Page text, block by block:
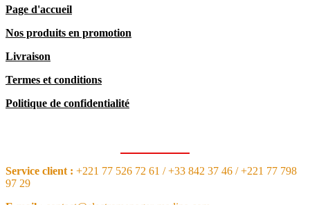
Page d'accueil
Nos produits en promotion
Livraison
Termes et conditions
Politique de confidentialité
Service client : +221 77 526 72 61 / +33 842 37 46 / +221 77 798
97 29